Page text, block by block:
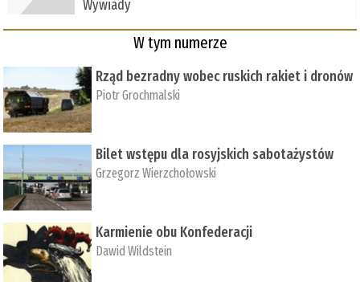
Wywiady
W tym numerze
Rząd bezradny wobec ruskich rakiet i dronów
Piotr Grochmalski
Bilet wstępu dla rosyjskich sabotażystów
Grzegorz Wierzchołowski
Karmienie obu Konfederacji
Dawid Wildstein